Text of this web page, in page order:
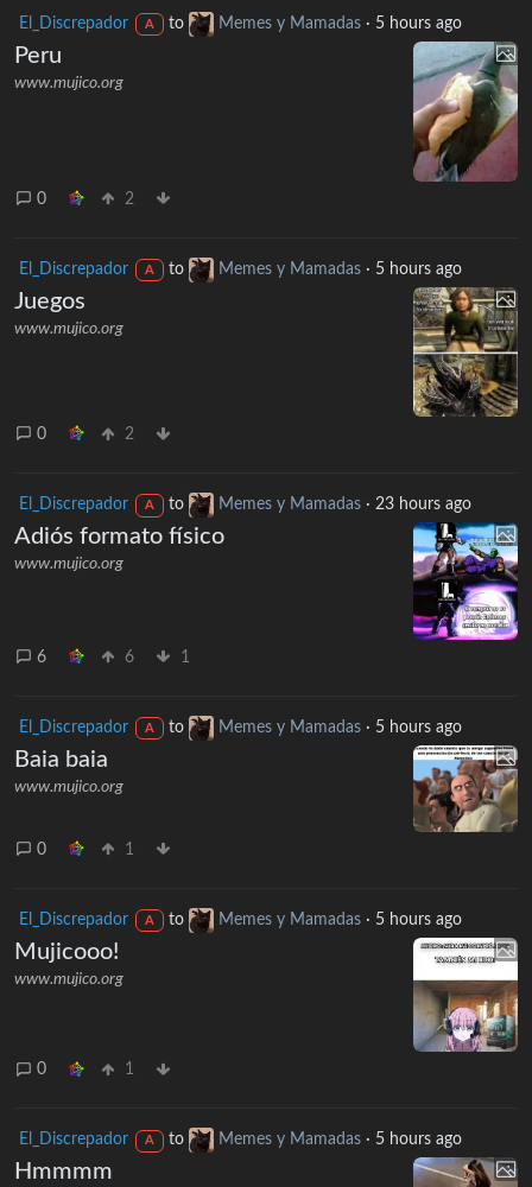
El_Discrepador A to Memes y Mamadas· 5 hours ago
Peru
www.mujico.org
0 2
El_Discrepador A to Memes y Mamadas· 5 hours ago
Juegos
www.mujico.org
0 2
El_Discrepador A to Memes y Mamadas· 23 hours ago
Adiós formato físico
www.mujico.org
6 6 1
El_Discrepador A to Memes y Mamadas· 5 hours ago
Baia baia
www.mujico.org
0 1
El_Discrepador A to Memes y Mamadas· 5 hours ago
Mujicooo!
www.mujico.org
0 1
El_Discrepador A to Memes y Mamadas· 5 hours ago
Hmmmm